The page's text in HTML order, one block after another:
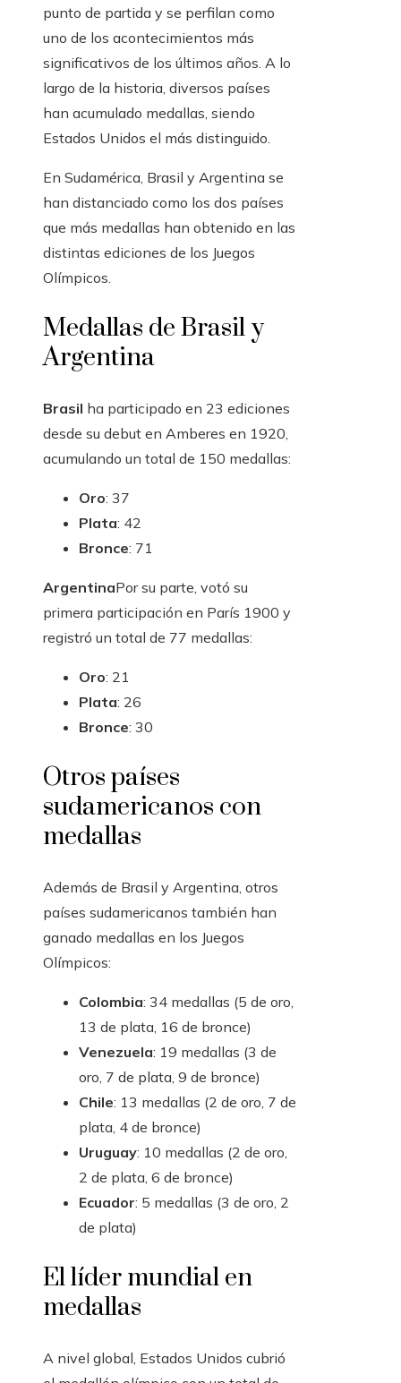
punto de partida y se perfilan como
uno de los acontecimientos más
significativos de los últimos años. A lo
largo de la historia, diversos países
han acumulado medallas, siendo
Estados Unidos el más distinguido.
En Sudamérica, Brasil y Argentina se
han distanciado como los dos países
que más medallas han obtenido en las
distintas ediciones de los Juegos
Olímpicos.
Medallas de Brasil y
Argentina
Brasil ha participado en 23 ediciones
desde su debut en Amberes en 1920,
acumulando un total de 150 medallas:
Oro: 37
Plata: 42
Bronce: 71
ArgentinaPor su parte, votó su
primera participación en París 1900 y
registró un total de 77 medallas:
Oro: 21
Plata: 26
Bronce: 30
Otros países
sudamericanos con
medallas
Además de Brasil y Argentina, otros
países sudamericanos también han
ganado medallas en los Juegos
Olímpicos:
Colombia: 34 medallas (5 de oro,
13 de plata, 16 de bronce)
Venezuela: 19 medallas (3 de
oro, 7 de plata, 9 de bronce)
Chile: 13 medallas (2 de oro, 7 de
plata, 4 de bronce)
Uruguay: 10 medallas (2 de oro,
2 de plata, 6 de bronce)
Ecuador: 5 medallas (3 de oro, 2
de plata)
El líder mundial en
medallas
A nivel global, Estados Unidos cubrió